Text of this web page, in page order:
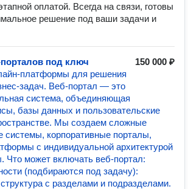
оплатой. Всегда на связи, готовы
решение под ваши задачи и
порталов под ключ
150 000 ₽
платформы для решения
задач. Веб-портал — это
система, объединяющая
базы данных и пользовательские
Мы создаем сложные
корпоративные порталы,
с индивидуальной архитектурой
Что может включать веб-портал:
(подбираются под задачу):
с разделами и подразделами.